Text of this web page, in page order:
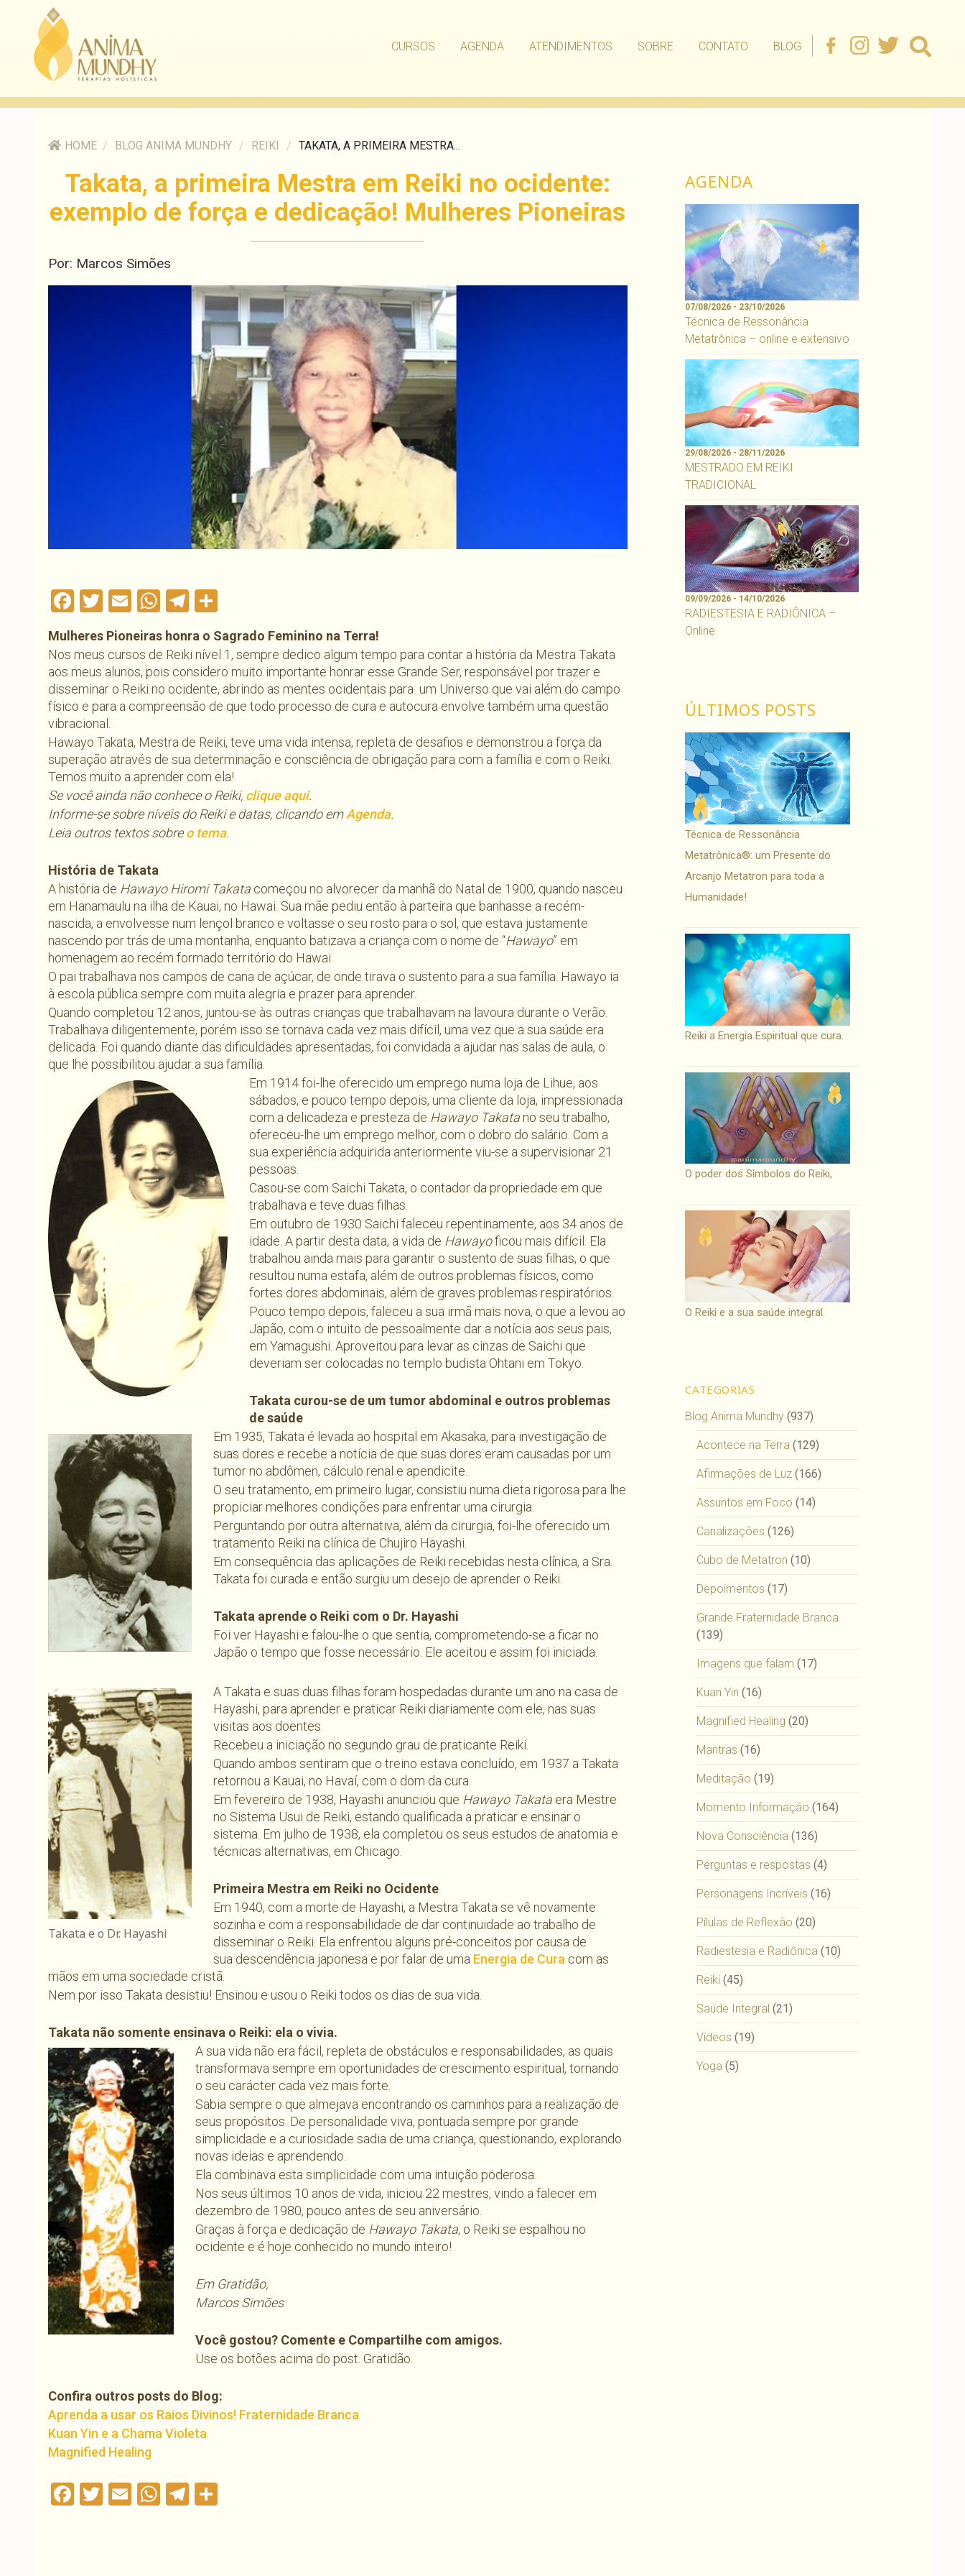
CURSOS AGENDA ATENDIMENTOS SOBRE CONTATO BLOG
HOME / BLOG ANIMA MUNDHY / REIKI / TAKATA, A PRIMEIRA MESTRA...
Takata, a primeira Mestra em Reiki no ocidente:
exemplo de força e dedicação! Mulheres Pioneiras
Por: Marcos Simões
Facebook
Twitter
EmailWhatsApp
Telegram
Mulheres Pioneiras honra o Sagrado Feminino na Terra!
Nos meus cursos de Reiki nível 1, sempre dedico algum tempo para contar a história da Mestra Takata
aos meus alunos, pois considero muito importante honrar esse Grande Ser, responsável por trazer e
disseminar o Reiki no ocidente, abrindo as mentes ocidentais para um Universo que vai além do campo
físico e para a compreensão de que todo processo de cura e autocura envolve também uma questão
vibracional.
Hawayo Takata, Mestra de Reiki, teve uma vida intensa, repleta de desafios e demonstrou a força da
superação através de sua determinação e consciência de obrigação para com a família e com o Reiki.
Temos muito a aprender com ela!
Se você ainda não conhece o Reiki, clique aqui.
Informe-se sobre níveis do Reiki e datas, clicando emAgenda.
Leia outros textos sobreo tema.
História de Takata
A história de Hawayo Hiromi Takata começou no alvorecer da manhã do Natal de 1900, quando nasceu
em Hanamaulu na ilha de Kauai, no Hawai. Sua mãe pediu então à parteira que banhasse a recém-
nascida, a envolvesse num lençol branco e voltasse o seu rosto para o sol, que estava justamente
nascendo por trás de uma montanha, enquanto batizava a criança com o nome de “Hawayo” em
homenagem ao recém formado território do Hawai.
O pai trabalhava nos campos de cana de açúcar, de onde tirava o sustento para a sua família. Hawayo ia
à escola pública sempre com muita alegria e prazer para aprender.
Quando completou 12 anos, juntou-se às outras crianças que trabalhavam na lavoura durante o Verão.
Trabalhava diligentemente, porém isso se tornava cada vez mais difícil, uma vez que a sua saúde era
delicada. Foi quando diante das dificuldades apresentadas, foi convidada a ajudar nas salas de aula, o
que lhe possibilitou ajudar a sua família.
Em 1914 foi-lhe oferecido um emprego numa loja de Lihue, aos
sábados, e pouco tempo depois, uma cliente da loja, impressionada
com a delicadeza e presteza de Hawayo Takata no seu trabalho,
ofereceu-lhe um emprego melhor, com o dobro do salário. Com a
sua experiência adquirida anteriormente viu-se a supervisionar 21
pessoas.
Casou-se com Saichi Takata, o contador da propriedade em que
trabalhava e teve duas filhas.
Em outubro de 1930 Saichi faleceu repentinamente, aos 34 anos de
idade. A partir desta data, a vida de Hawayoficou mais difícil. Ela
trabalhou ainda mais para garantir o sustento de suas filhas, o que
resultou numa estafa, além de outros problemas físicos, como
fortes dores abdominais, além de graves problemas respiratórios.
Pouco tempo depois, faleceu a sua irmã mais nova, o que a levou ao
Japão, com o intuito de pessoalmente dar a notícia aos seus pais,
em Yamagushi. Aproveitou para levar as cinzas de Saichi que
deveriam ser colocadas no templo budista Ohtani em Tokyo.
Takata curou-se de um tumor abdominal e outros problemas
de saúde
Em 1935, Takata é levada ao hospital em Akasaka, para investigação de
suas dores e recebe a notícia de que suas dores eram causadas por um
tumor no abdômen, cálculo renal e apendicite.
O seu tratamento, em primeiro lugar, consistiu numa dieta rigorosa para lhe
propiciar melhores condições para enfrentar uma cirurgia.
Perguntando por outra alternativa, além da cirurgia, foi-lhe oferecido um
tratamento Reiki na clínica de Chujiro Hayashi.
Em consequência das aplicações de Reiki recebidas nesta clínica, a Sra.
Takata foi curada e então surgiu um desejo de aprender o Reiki.
Takata aprende o Reiki com o Dr. Hayashi
Foi ver Hayashi e falou-lhe o que sentia, comprometendo-se a ficar no
Japão o tempo que fosse necessário. Ele aceitou e assim foi iniciada.
Takata e o Dr. Hayashi
A Takata e suas duas filhas foram hospedadas durante um ano na casa de
Hayashi, para aprender e praticar Reiki diariamente com ele, nas suas
visitas aos doentes.
Recebeu a iniciação no segundo grau de praticante Reiki.
Quando ambos sentiram que o treino estava concluído, em 1937 a Takata
retornou a Kauai, no Havaí, com o dom da cura.
Em fevereiro de 1938, Hayashi anunciou que Hawayo Takata era Mestre
no Sistema Usui de Reiki, estando qualificada a praticar e ensinar o
sistema. Em julho de 1938, ela completou os seus estudos de anatomia e
técnicas alternativas, em Chicago.
Primeira Mestra em Reiki no Ocidente
Em 1940, com a morte de Hayashi, a Mestra Takata se vê novamente
sozinha e com a responsabilidade de dar continuidade ao trabalho de
disseminar o Reiki. Ela enfrentou alguns pré-conceitos por causa de
sua descendência japonesa e por falar de uma Energia de Cura com as
mãos em uma sociedade cristã.
Nem por isso Takata desistiu! Ensinou e usou o Reiki todos os dias de sua vida.
Takata não somente ensinava o Reiki: ela o vivia.
A sua vida não era fácil, repleta de obstáculos e responsabilidades, as quais
transformava sempre em oportunidades de crescimento espiritual, tornando
o seu carácter cada vez mais forte.
Sabia sempre o que almejava encontrando os caminhos para a realização de
seus propósitos. De personalidade viva, pontuada sempre por grande
simplicidade e a curiosidade sadia de uma criança, questionando, explorando
novas ideias e aprendendo.
Ela combinava esta simplicidade com uma intuição poderosa.
Nos seus últimos 10 anos de vida, iniciou 22 mestres, vindo a falecer em
dezembro de 1980, pouco antes de seu aniversário.
Graças à força e dedicação de Hawayo Takata, o Reiki se espalhou no
ocidente e é hoje conhecido no mundo inteiro!
Em Gratidão,
Marcos Simões
Você gostou? Comente e Compartilhe com amigos.
Use os botões acima do post. Gratidão.
Confira outros posts do Blog:
Aprenda a usar os Raios Divinos! Fraternidade Branca
Kuan Yin e a Chama Violeta
Magnified Healing
Facebook
Twitter
EmailWhatsApp
Telegram
AGENDA
07/08/2026 - 23/10/2026
Técnica de Ressonância
Metatrônica – online e extensivo
29/08/2026 - 28/11/2026
MESTRADO EM REIKI
TRADICIONAL
09/09/2026 - 14/10/2026
RADIESTESIA E RADIÔNICA –
Online
ÚLTIMOS POSTS
Técnica de Ressonância
Metatrônica®: um Presente do
Arcanjo Metatron para toda a
Humanidade!
Reiki a Energia Espiritual que cura.
O poder dos Símbolos do Reiki,
O Reiki e a sua saúde integral.
CATEGORIAS
Blog Anima Mundhy (937)
Acontece na Terra (129)
Afirmações de Luz (166)
Assuntos em Foco (14)
Canalizações (126)
Cubo de Metatron (10)
Depoimentos (17)
Grande Fraternidade Branca
(139)
Imagens que falam (17)
Kuan Yin (16)
Magnified Healing (20)
Mantras (16)
Meditação (19)
Momento Informação (164)
Nova Consciência (136)
Perguntas e respostas (4)
Personagens Incríveis (16)
Pílulas de Reflexão (20)
Radiestesia e Radiônica (10)
Reiki (45)
Saúde Integral (21)
Vídeos (19)
Yoga (5)